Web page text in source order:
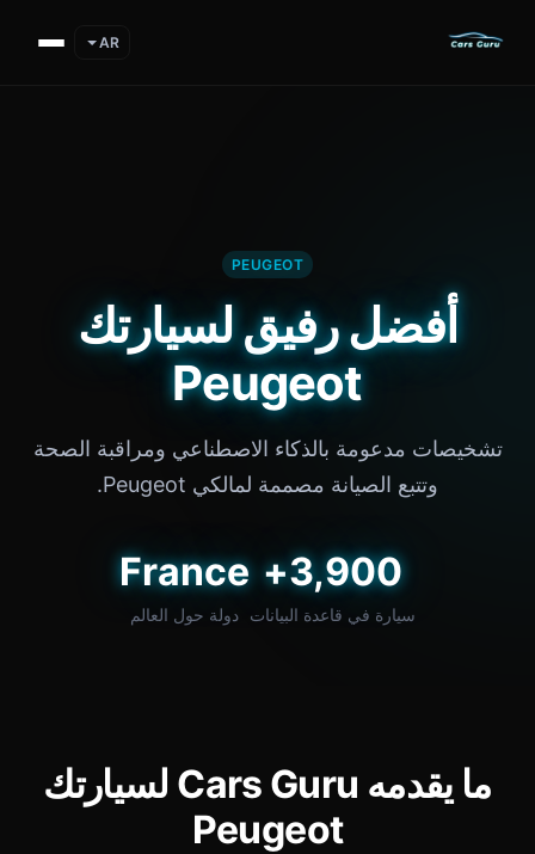
AR
PEUGEOT
أفضل رفيق لسيارتك
Peugeot
تشخيصات مدعومة بالذكاء الاصطناعي ومراقبة الصحة
وتتبع الصيانة مصممة لمالكي Peugeot.
3,900+
سيارة في قاعدة البيانات
France
دولة حول العالم
ما يقدمه Cars Guru لسيارتك
Peugeot